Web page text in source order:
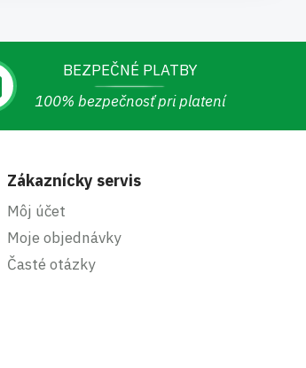
BEZPEČNÉ PLATBY
100% bezpečnosť pri platení
Zákaznícky servis
Môj účet
Moje objednávky
Časté otázky